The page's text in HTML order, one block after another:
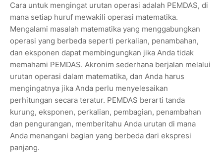
Cara untuk mengingat urutan operasi adalah PEMDAS, di
mana setiap huruf mewakili operasi matematika.
Mengalami masalah matematika yang menggabungkan
operasi yang berbeda seperti perkalian, penambahan,
dan eksponen dapat membingungkan jika Anda tidak
memahami PEMDAS. Akronim sederhana berjalan melalui
urutan operasi dalam matematika, dan Anda harus
mengingatnya jika Anda perlu menyelesaikan
perhitungan secara teratur. PEMDAS berarti tanda
kurung, eksponen, perkalian, pembagian, penambahan
dan pengurangan, memberitahu Anda urutan di mana
Anda menangani bagian yang berbeda dari ekspresi
panjang.